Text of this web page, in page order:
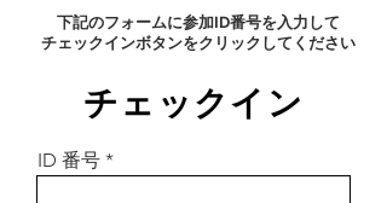
​下記のフォームに参加ID番号を入力して
チェックインボタンをクリックしてください
​チェックイン
ID 番号